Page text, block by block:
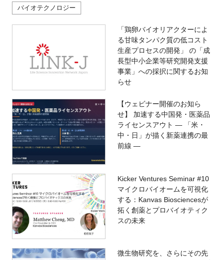
バイオテクノロジー
「鶏卵バイオリアクターによ
る甘味タンパク質の低コスト
生産プロセスの開発」 の「成
長型中小企業等研究開発支援
事業」への採択に関するお知
らせ
【ウェビナー開催のお知ら
せ】 加速する中国発・医薬品
ライセンスアウト ― 「米・
中・日」が描く新薬連携の最
前線 ―
Kicker Ventures Seminar #10
マイクロバイオームを可視化
する：Kanvas Biosciencesが
拓く創薬とプロバイオティク
スの未来
微生物研究を、さらにその先